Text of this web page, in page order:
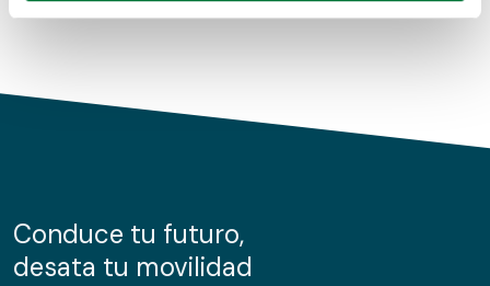
Obtenga más información sobre cómo se procesan sus
de cookies.
información sobre el uso que haga del sitio web con
nuestros partners de redes sociales, publicidad y análisis
Conduce tu futuro,
desata tu movilidad